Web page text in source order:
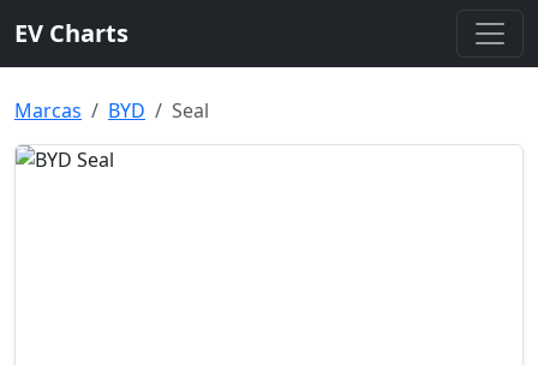
EV Charts
Marcas BYD Seal